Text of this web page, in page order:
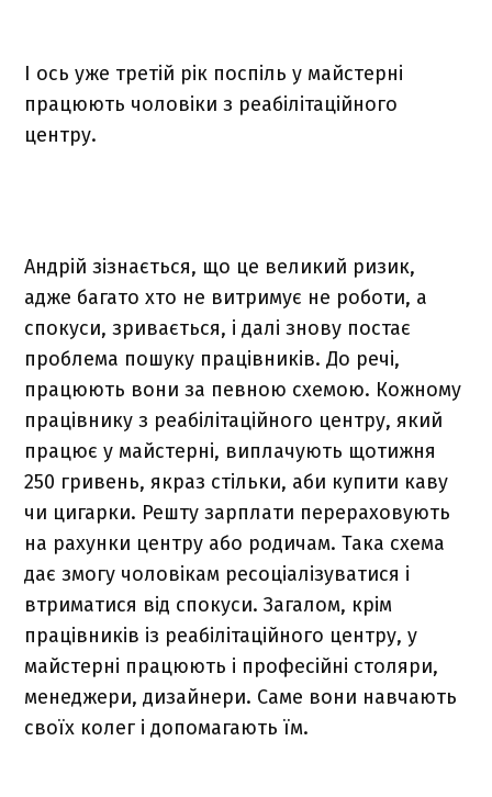
І ось уже третій рік поспіль у майстерні
працюють чоловіки з реабілітаційного
центру.
Андрій зізнається, що це великий ризик,
адже багато хто не витримує не роботи, а
спокуси, зривається, і далі знову постає
проблема пошуку працівників. До речі,
працюють вони за певною схемою. Кожному
працівнику з реабілітаційного центру, який
працює у майстерні, виплачують щотижня
250 гривень, якраз стільки, аби купити каву
чи цигарки. Решту зарплати перераховують
на рахунки центру або родичам. Така схема
дає змогу чоловікам ресоціалізуватися і
втриматися від спокуси. Загалом, крім
працівників із реабілітаційного центру, у
майстерні працюють і професійні столяри,
менеджери, дизайнери. Саме вони навчають
своїх колег і допомагають їм.